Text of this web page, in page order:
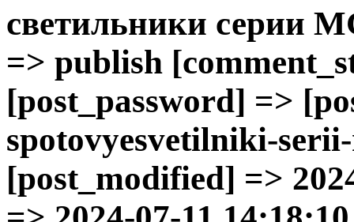
светильники серии
=> publish
[post_password] =>
spotovyesvetilniki-
[post_modified] =>